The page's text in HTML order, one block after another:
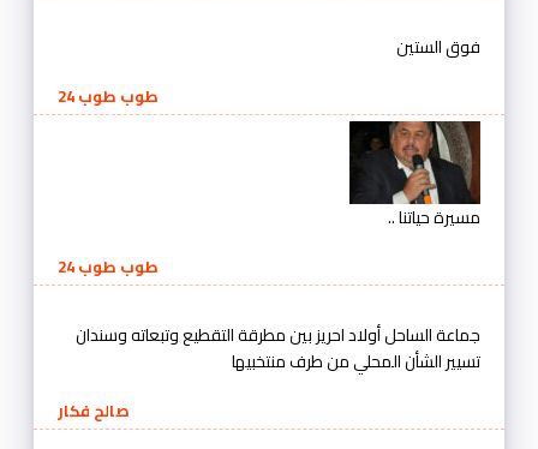
فوق الستين
طوب طوب 24
مسيرة حياتنا ..
طوب طوب 24
جماعة الساحل أولاد احريز بين مطرقة التقطيع وتبعاته وسندان
تسيير الشأن المحلي من طرف منتخبيها
صالح فكار